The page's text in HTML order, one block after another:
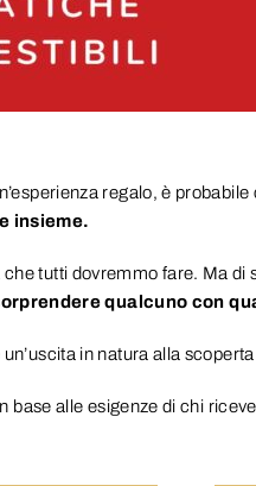
regalo, è
insieme.
tutti dovremmo fare. Ma
qualcuno con
in natura alla
alle esigenze di chi